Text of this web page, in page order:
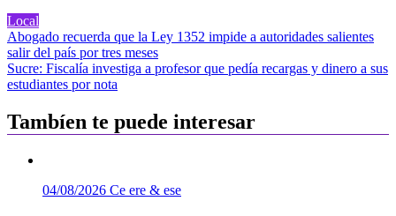
Local
Navegación
de
entradas
Abogado recuerda que la Ley 1352 impide a autoridades salientes
salir del país por tres meses
Sucre: Fiscalía investiga a profesor que pedía recargas y dinero a sus
estudiantes por nota
Tambíen te puede interesar
04/08/2026 Ce ere & ese